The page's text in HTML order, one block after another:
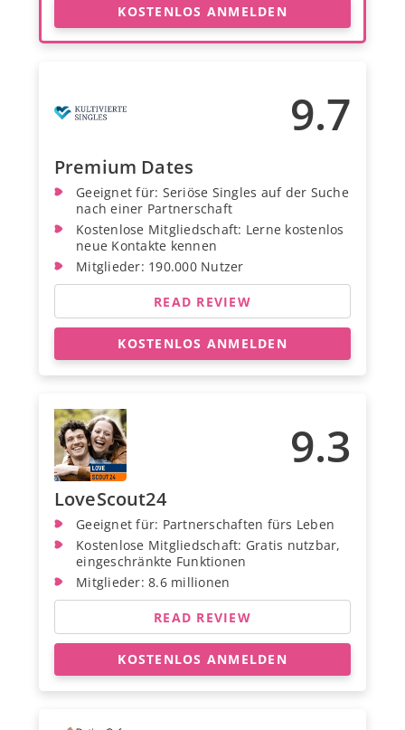
KOSTENLOS ANMELDEN
9.7
Premium Dates
Geeignet für: Seriöse Singles auf der Suche
nach einer Partnerschaft
Kostenlose Mitgliedschaft: Lerne kostenlos
neue Kontakte kennen
Mitglieder: 190.000 Nutzer
READ REVIEW
KOSTENLOS ANMELDEN
9.3
LoveScout24
Geeignet für: Partnerschaften fürs Leben
Kostenlose Mitgliedschaft: Gratis nutzbar,
eingeschränkte Funktionen
Mitglieder: 8.6 millionen
READ REVIEW
KOSTENLOS ANMELDEN